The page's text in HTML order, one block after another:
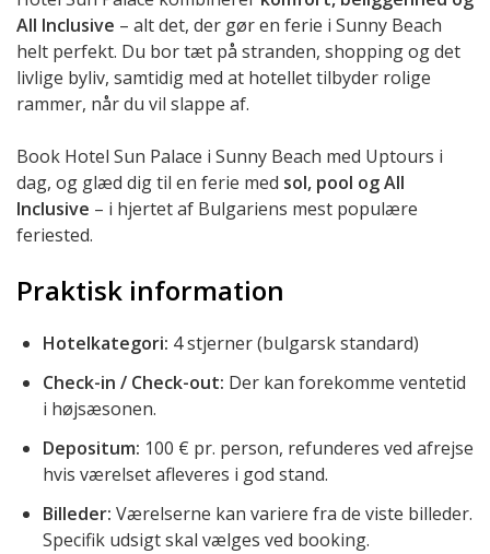
All Inclusive – alt det, der gør en ferie i Sunny Beach
helt perfekt. Du bor tæt på stranden, shopping og det
livlige byliv, samtidig med at hotellet tilbyder rolige
rammer, når du vil slappe af.
Book Hotel Sun Palace i Sunny Beach med Uptours i
dag, og glæd dig til en ferie med sol, pool og All
Inclusive – i hjertet af Bulgariens mest populære
feriested.
Praktisk information
Hotelkategori: 4 stjerner (bulgarsk standard)
Check-in / Check-out: Der kan forekomme ventetid
i højsæsonen.
Depositum: 100 € pr. person, refunderes ved afrejse
hvis værelset afleveres i god stand.
Billeder: Værelserne kan variere fra de viste billeder.
Specifik udsigt skal vælges ved booking.